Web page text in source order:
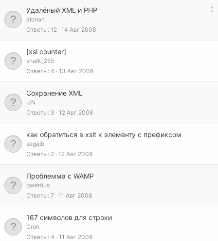
Удалёный XML и PHP
alonan
Ответы 12 14 Авг 2008
[xsl counter]
shark_255
Ответы 4 13 Авг 2008
Сохранение XML
IJN
Ответы 3 12 Авг 2008
как обратиться в xslt к элементу c префиксом
segajb
Ответы 2 12 Авг 2008
Проблемма с WAMP
qwertius
Ответы 7 11 Авг 2008
167 символов для строки
Cron
Ответы 4 11 Авг 2008